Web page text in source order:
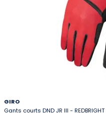
GIRO
Gants courts DND JR III - REDBRIGHT